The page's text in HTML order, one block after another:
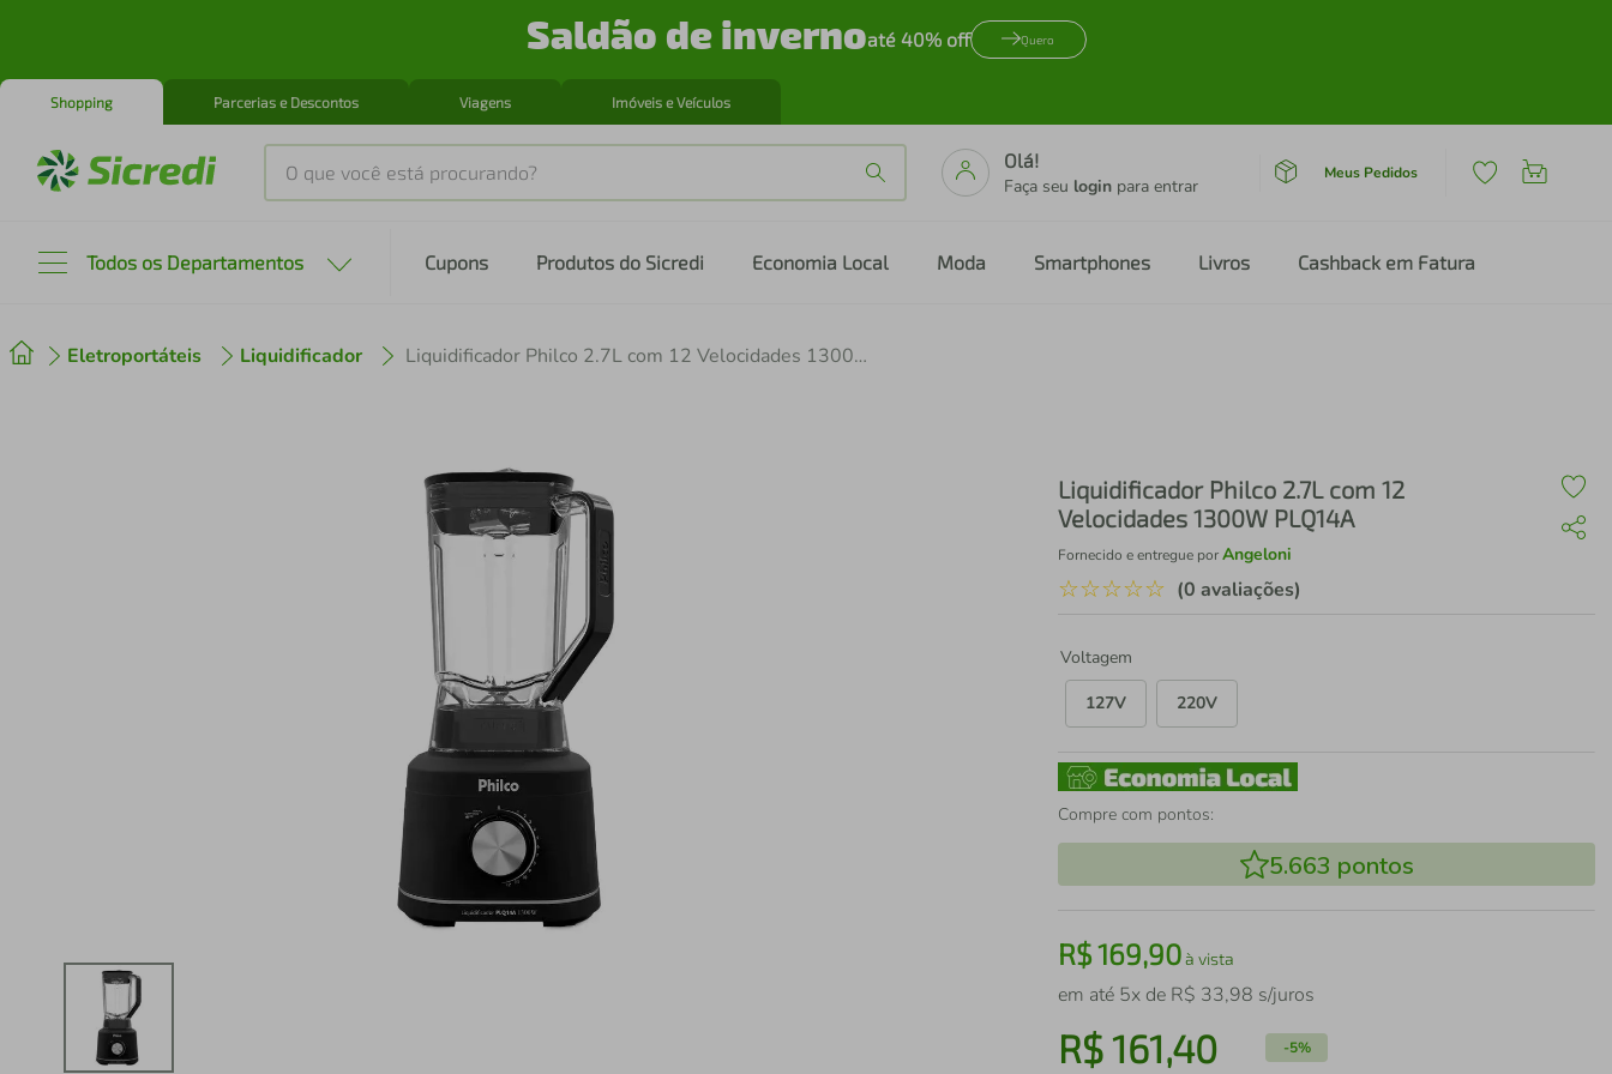
Saldão de invernoaté 40% off Quero
Shopping Parcerias e Descontos Viagens Imóveis e Veículos
O que você está procurando?
Olá!
Faça seu login para entrar
Meus Pedidos
Todos os Departamentos Cupons Produtos do Sicredi Economia Local Moda Smartphones Livros Cashback em Fatura
Eletroportáteis Liquidificador Liquidificador Philco 2.7L com 12 Velocidades 1300W PLQ14A
Liquidificador Philco 2.7L com 12
Velocidades 1300W PLQ14A
Fornecido e entregue porAngeloni
☆☆☆☆☆ (0 avaliações)
Voltagem
127V
220V
Compre com pontos:
5.663 pontos
R$169,90à vista
em até 5x de R$ 33,98 s/juros
R$161,40 -5%
2º cafeteira